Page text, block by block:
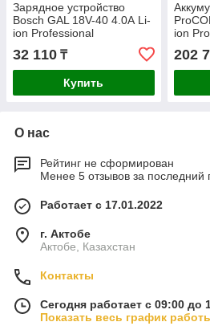
Зарядное устройство
Bosch GAL 18V-40 4.0А Li-
ion Professional
1600A019RJ
32 110 ₸
Купить
ion
202
О нас
Рейтинг не сформирован
Менее 5 отзывов за последний
Работает с 17.01.2022
г. Актобе
Актобе, Казахстан
Контакты
Сегодня работает с 09:00 до
Показать весь график